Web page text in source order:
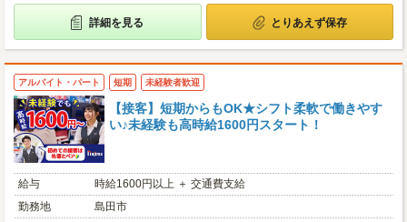
詳細を見る とりあえず保存
アルバイト・パート 短期 未経験者歓迎
【接客】短期からもOK★シフト柔軟で働きやす
い♪未経験も高時給1600円スタート！
給与
時給1600円以上 ＋ 交通費支給
勤務地
島田市